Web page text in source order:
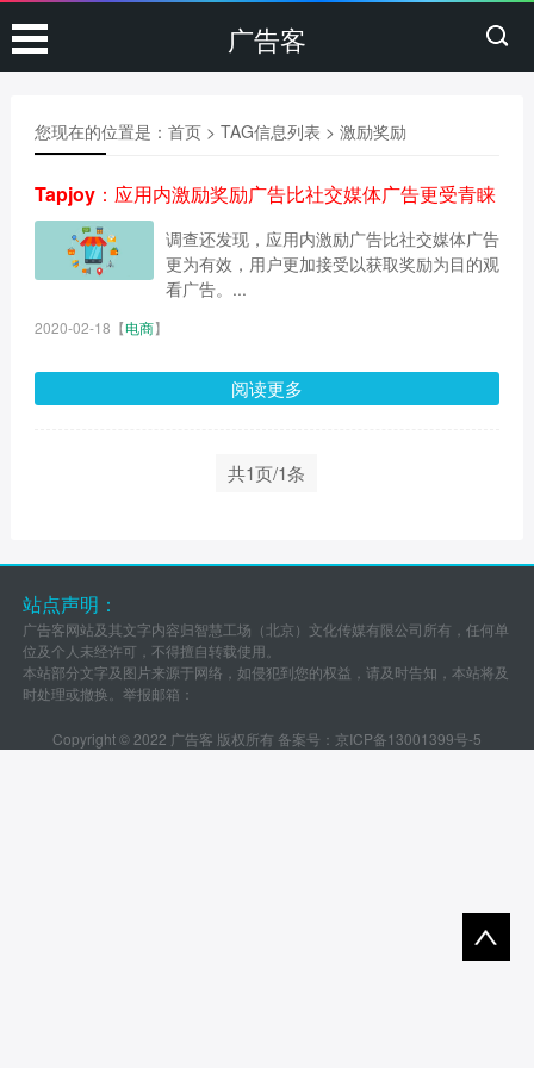
广告客
您现在的位置是： 首页> TAG信息列表 > 激励奖励
Tapjoy：应用内激励奖励广告比社交媒体广告更受青睐
调查还发现，应用内激励广告比社交媒体广告
更为有效，用户更加接受以获取奖励为目的观
看广告。...
2020-02-18 【电商】
阅读更多
共1页/1条
站点声明：
广告客网站及其文字内容归智慧工场（北京）文化传媒有限公司所有，任何单
位及个人未经许可，不得擅自转载使用。
本站部分文字及图片来源于网络，如侵犯到您的权益，请及时告知，本站将及
时处理或撤换。举报邮箱：
Copyright © 2022 广告客 版权所有 备案号： 京ICP备13001399号-5